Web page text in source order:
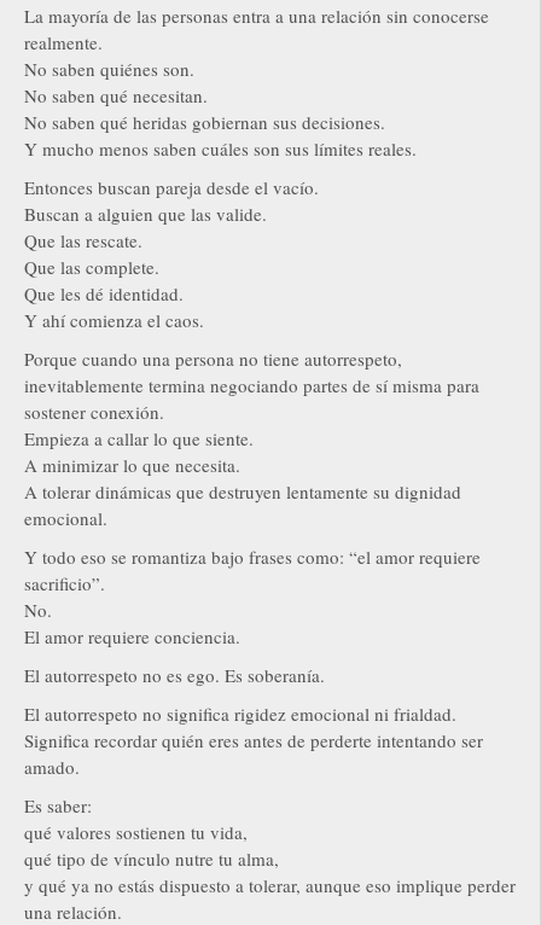
La mayoría de las personas entra a una relación sin conocerse
realmente.
No saben quiénes son.
No saben qué necesitan.
No saben qué heridas gobiernan sus decisiones.
Y mucho menos saben cuáles son sus límites reales.
Entonces buscan pareja desde el vacío.
Buscan a alguien que las valide.
Que las rescate.
Que las complete.
Que les dé identidad.
Y ahí comienza el caos.
Porque cuando una persona no tiene autorrespeto,
inevitablemente termina negociando partes de sí misma para
sostener conexión.
Empieza a callar lo que siente.
A minimizar lo que necesita.
A tolerar dinámicas que destruyen lentamente su dignidad
emocional.
Y todo eso se romantiza bajo frases como: “el amor requiere
sacrificio”.
No.
El amor requiere conciencia.
El autorrespeto no es ego. Es soberanía.
El autorrespeto no significa rigidez emocional ni frialdad.
Significa recordar quién eres antes de perderte intentando ser
amado.
Es saber:
qué valores sostienen tu vida,
qué tipo de vínculo nutre tu alma,
y qué ya no estás dispuesto a tolerar, aunque eso implique perder
una relación.